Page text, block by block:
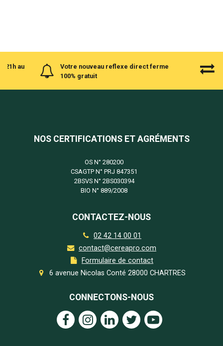
21h au
Votre nouveau reflexe direct ferme
100% gratuit
NOS CERTIFICATIONS ET AGRÉMENTS
OS N° 280200
CSAGTP N° PRJ 847351
2BSVS N° 2BS030394
BIO N° 889/2008
CONTACTEZ-NOUS
02 42 14 00 01
contact@cereapro.com
Formulaire de contact
6 avenue Nicolas Conté 28000 CHARTRES
CONNECTONS-NOUS